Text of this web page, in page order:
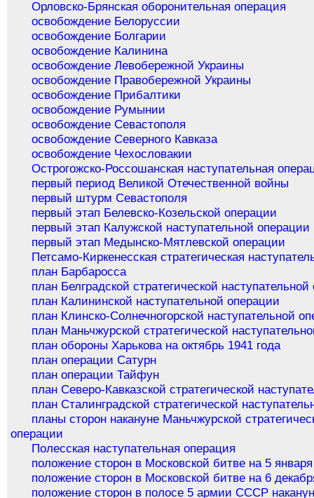
Орловско-Брянская оборонительная операция
освобождение Белоруссии
освобождение Болгарии
освобождение Калинина
освобождение Левобережной Украины
освобождение Правобережной Украины
освобождение Прибалтики
освобождение Румынии
освобождение Севастополя
освобождение Северного Кавказа
освобождение Чехословакии
Острогожско-Россошанская наступательная
первый период Великой Отечественной войны
первый штурм Севастополя
первый этап Белевско-Козельской операции
первый этап Калужской наступательной операции
первый этап Медынско-Мятлевской операции
Петсамо-Киркенесская стратегическая
план Барбаросса
план Белградской стратегической
план Калининской наступательной операции
план Клинско-Солнечногорской наступательной
план Маньчжурской стратегической
план обороны Харькова на октябрь 1941 года
план операции Сатурн
план операции Тайфун
план Северо-Кавказской стратегической
план Сталинградской стратегической
планы сторон накануне Маньчжурской
операции
Полесская наступательная операция
положение сторон в Московской битве на 5
положение сторон в Московской битве на 6
положение сторон в полосе 5 армии СССР